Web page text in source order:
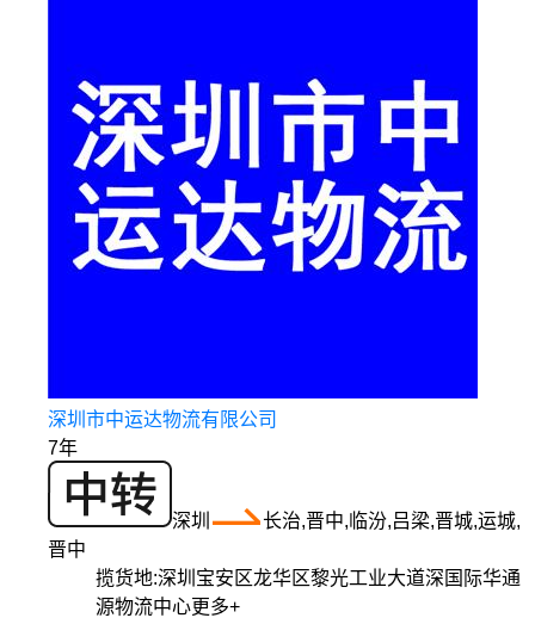
深圳市中运达物流有限公司
7年
深圳
长治,晋中,临汾,吕梁,晋城,运城,
晋中
揽货地:深圳宝安区龙华区黎光工业大道深国际华通
源物流中心更多+